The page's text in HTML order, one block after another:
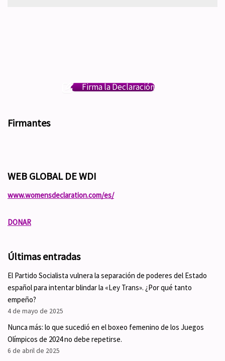
Firma la Declaración
Firmantes
WEB GLOBAL DE WDI
www.womensdeclaration.com/es/
DONAR
Últimas entradas
El Partido Socialista vulnera la separación de poderes del Estado
español para intentar blindar la «Ley Trans». ¿Por qué tanto
empeño?
4 de mayo de 2025
Nunca más: lo que sucedió en el boxeo femenino de los Juegos
Olímpicos de 2024 no debe repetirse.
6 de abril de 2025